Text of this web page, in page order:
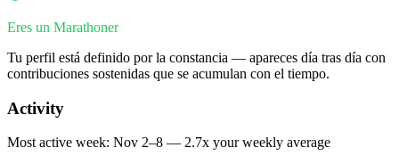
Eres un Marathoner
Tu perfil está definido por la constancia — apareces día tras día con
contribuciones sostenidas que se acumulan con el tiempo.
Activity
Most active week: Nov 2–8 — 2.7x your weekly average